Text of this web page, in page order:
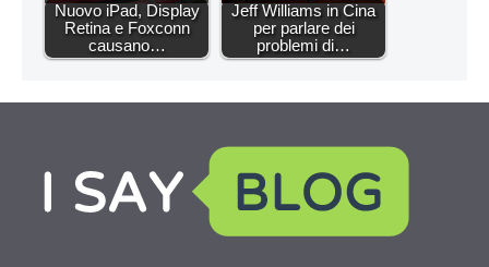
Nuovo iPad, Display
Retina e Foxconn
causano…
Jeff Williams in Cina
per parlare dei
problemi di…